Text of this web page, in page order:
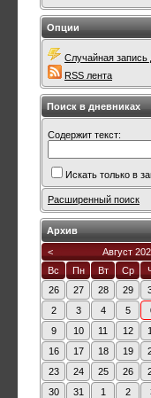
Опции
Случайная запись
RSS лента
Поиск в дневниках
Содержит текст:
Искать только в
Расширенный поиск
Архив
<
Август
Вс
Пн Вт Ср
26
27 28 29
2
3 4 5
9
10 11 12
16
17 18 19
23
24 25 26
30
31 1 2